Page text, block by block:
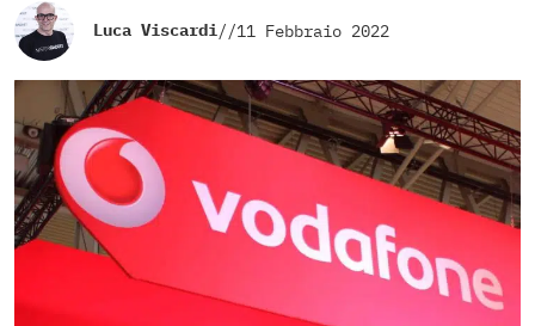
Luca Viscardi//11 Febbraio 2022